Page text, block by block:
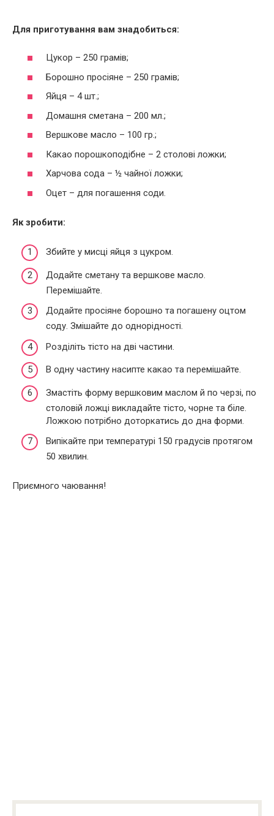
Для приготування вам знадобиться:
Цукор – 250 грамів;
Борошно просіяне – 250 грамів;
Яйця – 4 шт.;
Домашня сметана – 200 мл.;
Вершкове масло – 100 гр.;
Какао порошкоподібне – 2 столові ложки;
Харчова сода – ½ чайної ложки;
Оцет – для погашення соди.
Як зробити:
Збийте у мисці яйця з цукром.
Додайте сметану та вершкове масло.
Перемішайте.
Додайте просіяне борошно та погашену оцтом
соду. Змішайте до однорідності.
Розділіть тісто на дві частини.
В одну частину насипте какао та перемішайте.
Змастіть форму вершковим маслом й по черзі, по
столовій ложці викладайте тісто, чорне та біле.
Ложкою потрібно доторкатись до дна форми.
Випікайте при температурі 150 градусів протягом
50 хвилин.
Приємного чаювання!